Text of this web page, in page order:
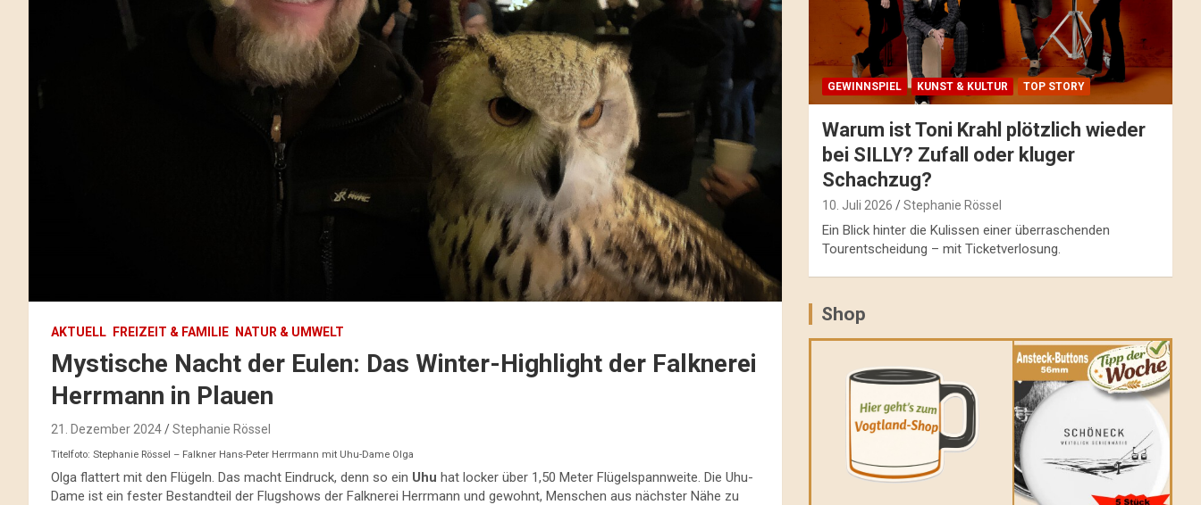
AKTUELL FREIZEIT & FAMILIE NATUR & UMWELT
Mystische Nacht der Eulen: Das Winter-Highlight der Falknerei
Herrmann in Plauen
21. Dezember 2024 Stephanie Rössel
Titelfoto: Stephanie Rössel – Falkner Hans-Peter Herrmann mit Uhu-Dame Olga
Olga flattert mit den Flügeln. Das macht Eindruck, denn so ein Uhu hat locker über 1,50 Meter Flügelspannweite. Die Uhu-
Dame ist ein fester Bestandteil der Flugshows der Falknerei Herrmann und gewohnt, Menschen aus nächster Nähe zu
GEWINNSPIEL KUNST & KULTUR TOP STORY
Warum ist Toni Krahl plötzlich wieder
bei SILLY? Zufall oder kluger
Schachzug?
10. Juli 2026 Stephanie Rössel
Ein Blick hinter die Kulissen einer überraschenden
Tourentscheidung – mit Ticketverlosung.
Shop